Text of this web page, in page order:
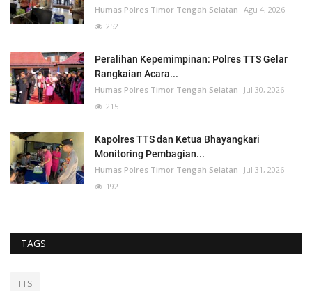
Humas Polres Timor Tengah Selatan Agu 4, 2026
252
Peralihan Kepemimpinan: Polres TTS Gelar
Rangkaian Acara...
Humas Polres Timor Tengah Selatan
Jul 30, 2026
215
Kapolres TTS dan Ketua Bhayangkari
Monitoring Pembagian...
Humas Polres Timor Tengah Selatan
Jul 31, 2026
192
TAGS
TTS